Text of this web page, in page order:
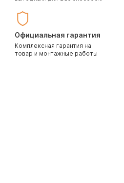
Официальная гарантия
Комплексная гарантия на
товар и монтажные работы